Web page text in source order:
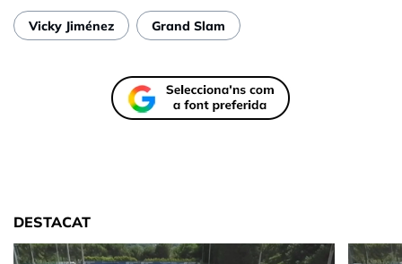
Vicky Jiménez Grand Slam
DESTACAT